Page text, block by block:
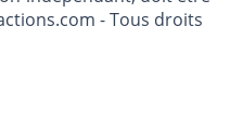
indépendant, doit être
- Tous droits